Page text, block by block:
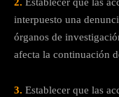
interpuesto una
órganos de
afecta la continuación
3. Establecer que las